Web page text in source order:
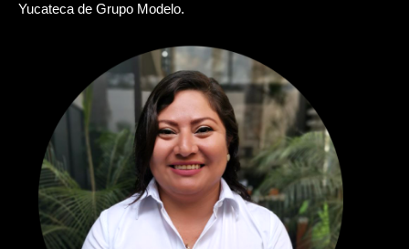
Yucateca de Grupo Modelo.